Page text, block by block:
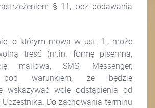
§ 11, bez podawania
o którym mowa w ust. 1., może
treść (m.in. formę pisemną,
mailową, SMS, Messenger,
pod warunkiem, że będzie
wskazywać wolę odstąpienia od
Do zachowania terminu